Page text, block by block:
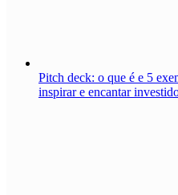
Pitch deck: o que é e 5
inspirar e encantar